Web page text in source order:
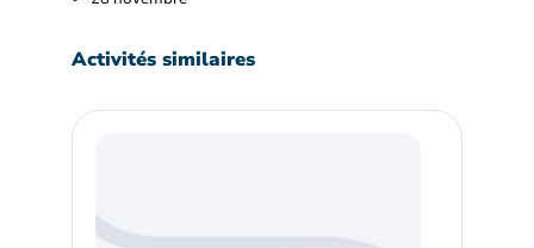
Activités similaires